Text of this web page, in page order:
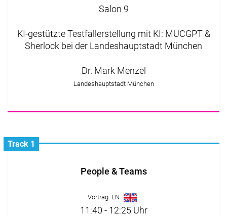
Salon 9
KI-gestützte Testfallerstellung mit KI: MUCGPT &
Sherlock bei der Landeshauptstadt München
Dr. Mark Menzel
Landeshauptstadt München
People & Teams
Vortrag: EN
11:40 - 12:25 Uhr
Track 1